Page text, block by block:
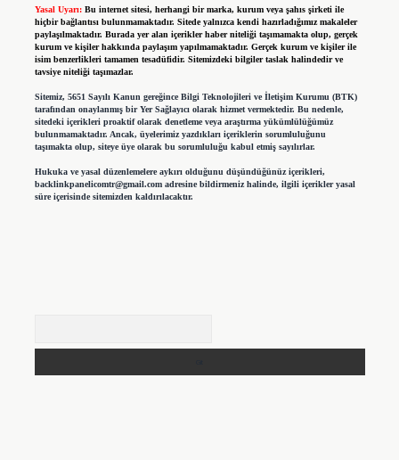
Yasal Uyarı: Bu internet sitesi, herhangi bir marka, kurum veya şahıs şirketi ile
hiçbir bağlantısı bulunmamaktadır. Sitede yalnızca kendi hazırladığımız makaleler
paylaşılmaktadır. Burada yer alan içerikler haber niteliği taşımamakta olup, gerçek
kurum ve kişiler hakkında paylaşım yapılmamaktadır. Gerçek kurum ve kişiler ile
isim benzerlikleri tamamen tesadüfidir. Sitemizdeki bilgiler taslak halindedir ve
tavsiye niteliği taşımazlar.
Sitemiz, 5651 Sayılı Kanun gereğince Bilgi Teknolojileri ve İletişim Kurumu (BTK)
tarafından onaylanmış bir Yer Sağlayıcı olarak hizmet vermektedir. Bu nedenle,
sitedeki içerikleri proaktif olarak denetleme veya araştırma yükümlülüğümüz
bulunmamaktadır. Ancak, üyelerimiz yazdıkları içeriklerin sorumluluğunu
taşımakta olup, siteye üye olarak bu sorumluluğu kabul etmiş sayılırlar.
Hukuka ve yasal düzenlemelere aykırı olduğunu düşündüğünüz içerikleri,
backlinkpanelicomtr@gmail.comadresine bildirmeniz halinde, ilgili içerikler yasal
süre içerisinde sitemizden kaldırılacaktır.